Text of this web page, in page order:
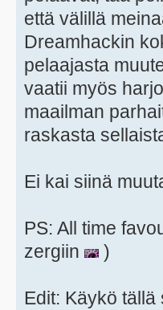
että välillä
Dreamhackin
pelaajasta
vaatii myös
maailman
raskasta
Ei kai siinä
PS: All time
zergiin
)
Edit: Käykö